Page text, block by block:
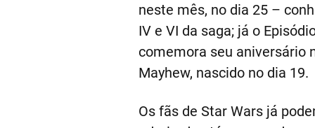
neste mês, no dia 25 –
IV e VI da saga; já o
comemora seu aniversário
Mayhew, nascido no dia 19.
Os fãs de Star Wars já